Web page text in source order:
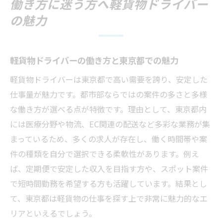
働き方に迷う方へ軽貨物ドライバー
の魅力
軽貨物ドライバーの働き方と東京都での魅力
軽貨物ドライバーは東京都で高い需要を誇り、安定した
仕事量が魅力です。都市部ならではの案件の多さと多様
な働き方が選べる点が特徴です。理由として、東京都内
には医療分野や物流、EC関連の配送など多彩な業務が集
まっているため、多くの求人が存在し、働く時間帯や案
件の種類を自分で選択できる柔軟性があります。例え
ば、定期便で安定した収入を目指す方や、スポット案件
で短時間勤務を希望する方も活躍しています。結果とし
て、東京都は軽貨物の仕事を探す上で非常に魅力的なエ
リアといえるでしょう。